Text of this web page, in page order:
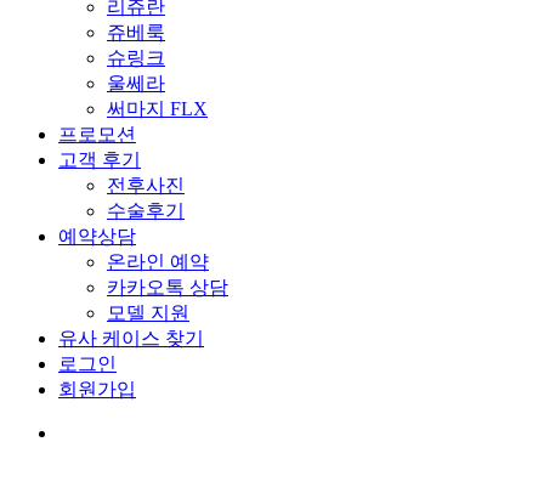
리쥬란
쥬베룩
슈링크
울쎄라
써마지 FLX
프로모션
고객 후기
전후사진
수술후기
예약상담
온라인 예약
카카오톡 상담
모델 지원
유사 케이스 찾기
로그인
회원가입